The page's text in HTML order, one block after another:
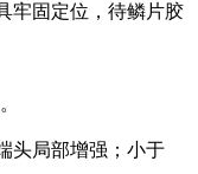
牢固定位，待鳞片胶
头局部增强；小于